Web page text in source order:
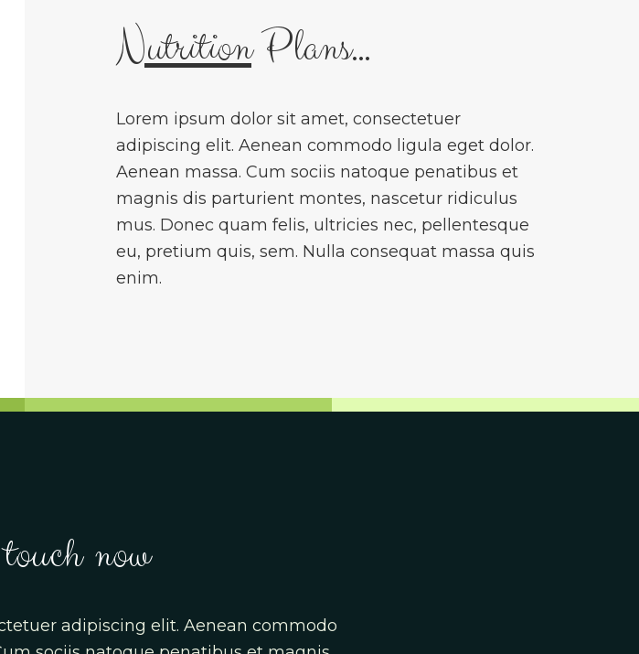
NutritionPlans…
Lorem ipsum dolor sit amet, consectetuer
adipiscing elit. Aenean commodo ligula eget dolor.
Aenean massa. Cum sociis natoque penatibus et
magnis dis parturient montes, nascetur ridiculus
mus. Donec quam felis, ultricies nec, pellentesque
eu, pretium quis, sem. Nulla consequat massa quis
enim.
now
adipiscing elit. Aenean commodo